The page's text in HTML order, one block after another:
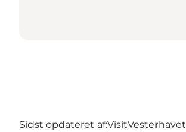
Sidst opdateret af:VisitVesterhavet